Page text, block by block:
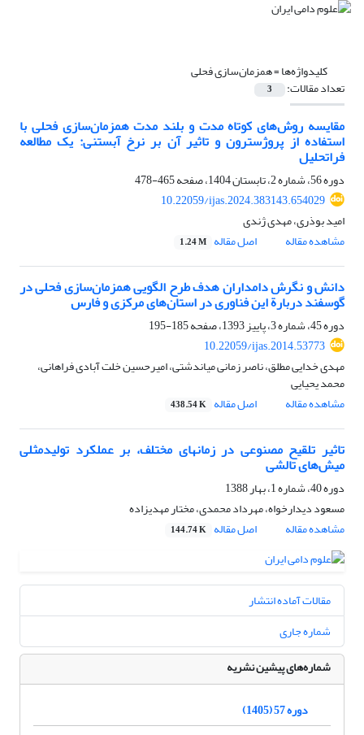
کلیدواژه‌ها =همزمان‌سازی فحلی
تعداد مقالات: 3
مقایسه روش‌های کوتاه مدت و بلند مدت همزمان‌سازی فحلی با
استفاده از پروژسترون و تاثیر آن بر نرخ آبستنی: یک مطالعه
فراتحلیل
دوره 56، شماره 2، تابستان 1404، صفحه
465-478
10.22059/ijas.2024.383143.654029
امید بوذری، مهدی ژندی
مشاهده مقاله
اصل مقاله 1.24 M
دانش و نگرش دامداران هدف طرح الگویی همزمان‌سازی فحلی در
گوسفند دربارة این فناوری در استان‌های مرکزی و فارس
دوره 45، شماره 3، پاییز 1393، صفحه
185-195
10.22059/ijas.2014.53773
مهدی خدایی مطلق، ناصر زمانی میاندشتی، امیرحسین خلت آبادی فراهانی،
محمد یحیایی
مشاهده مقاله
اصل مقاله 438.54 K
تاثیر تلقیح مصنوعی در زمانهای مختلف، بر عملکرد تولیدمثلی
میش‌های تالشی
دوره 40، شماره 1، بهار 1388
مسعود دیدارخواه، مهرداد محمدی، مختار مهدیزاده
مشاهده مقاله
اصل مقاله 144.74 K
مقالات آماده انتشار
شماره جاری
شماره‌های پیشین نشریه
دوره 57 (1405)